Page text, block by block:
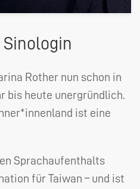
Rother nun schon in
bis heute unergründlich.
ist eine
Sprachaufenthalts
für Taiwan – und ist